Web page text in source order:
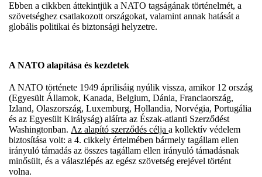
Ebben a cikkben áttekintjük a NATO tagságának történelmét, a
szövetséghez csatlakozott országokat, valamint annak hatását a
globális politikai és biztonsági helyzetre.
A NATO alapítása és kezdetek
A NATO története 1949 áprilisáig nyúlik vissza, amikor 12 ország
(Egyesült Államok, Kanada, Belgium, Dánia, Franciaország,
Izland, Olaszország, Luxemburg, Hollandia, Norvégia, Portugália
és az Egyesült Királyság) aláírta az Észak-atlanti Szerződést
Washingtonban. Az alapító szerződés célja a kollektív védelem
biztosítása volt: a 4. cikkely értelmében bármely tagállam ellen
irányuló támadás az összes tagállam ellen irányuló támadásnak
minősült, és a válaszlépés az egész szövetség erejével történt
volna.